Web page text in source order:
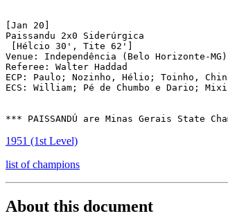
[Jan 20]
Paissandu 2x0 Siderúrgica
[Hélcio 30', Tite 62']
Venue: Independência (Belo Horizonte-MG)
Referee: Walter Haddad
ECP: Paulo; Nozinho, Hélio; Toinho,
ECS: William; Pé de Chumbo e Dario;
*** PAISSANDÚ are Minas Gerais State
1951 (1st Level)
list of champions
About this document